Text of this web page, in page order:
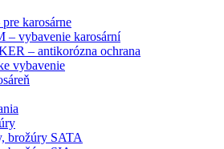
karosárne
– vybavenie karosární
– antikorózna ochrana
vybavenie
brožúry SATA